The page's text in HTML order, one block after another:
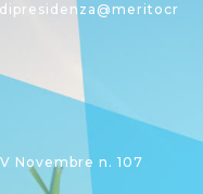
Novembre n. 107